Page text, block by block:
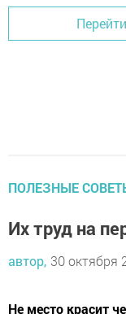
ПОЛЕЗНЫЕ
Их труд на
автор, 30 октября
Не место красит